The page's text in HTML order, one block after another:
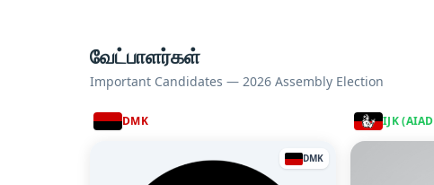
வேட்பாளர்கள்
Important Candidates — 2026 Assembly Election
DMK
DMK
IJK